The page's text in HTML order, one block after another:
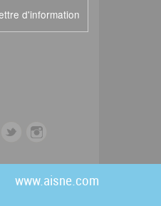
d'information
t
www.aisne.com